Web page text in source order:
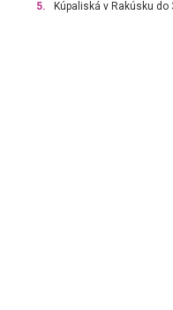
5. Kúpaliská v Rakúsku